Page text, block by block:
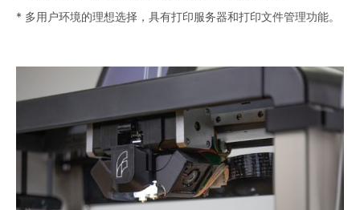
* 多用户环境的理想选择，具有打印服务器和打印文件管理功能。